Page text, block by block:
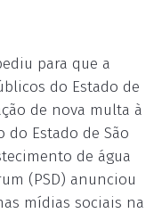
para que a
do Estado de
de nova multa à
do Estado de São
de água
(PSD) anunciou
mídias sociais na